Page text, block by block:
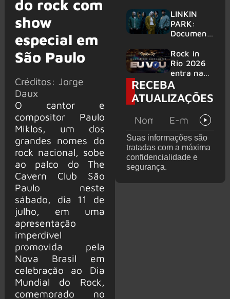
do rock com
show
especial em
São Paulo
Créditos: Jorge
Daux
O cantor e
compositor Paulo
Miklos, um dos
grandes nomes do
rock nacional, sobe
ao palco do The
Cavern Club São
Paulo neste
sábado, dia 11 de
julho, em uma
apresentação
imperdível
promovida pela
Nova Brasil em
celebração ao Dia
Mundial do Rock,
comemorado no
6 shows
amplia
line-up e
já
mais de 50
bandas
LINKIN
PARK:
Document
‘Unshatter’
e álbum ao
vivo são
anunciados
Rock in
Rio 2026
entra na
reta final
com
Cidade do
montagem
acelerada
e line-up
completo
confirmad
RECEBA
ATUALIZAÇÕES
Suas informações são
tratadas com a máxima
confidencialidade e
segurança.